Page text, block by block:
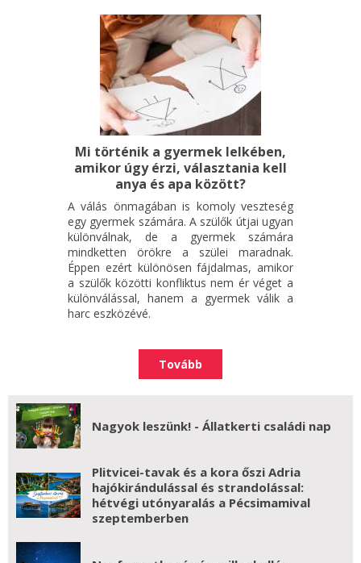
Mi történik a gyermek lelkében,
amikor úgy érzi, választania kell
anya és apa között?
A válás önmagában is komoly veszteség
egy gyermek számára. A szülők útjai ugyan
különválnak, de a gyermek számára
mindketten örökre a szülei maradnak.
Éppen ezért különösen fájdalmas, amikor
a szülők közötti konfliktus nem ér véget a
különválással, hanem a gyermek válik a
harc eszközévé.
Tovább
Nagyok leszünk! - Állatkerti családi nap
Plitvicei-tavak és a kora őszi Adria
hajókirándulással és strandolással:
hétvégi utónyaralás a Pécsimamival
szeptemberben